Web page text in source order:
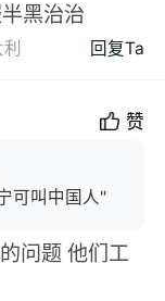
黑治治
回复Ta
赞
可叫中国人"
问题 他们工